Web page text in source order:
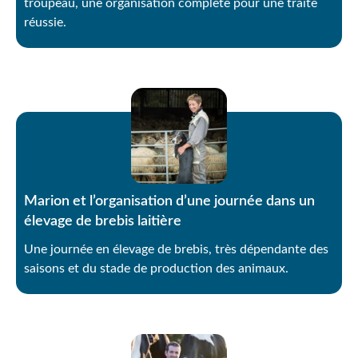
troupeau, une organisation complète pour une traite
réussie.
Marion et l’organisation d’une journée dans un
élevage de brebis laitière
Une journée en élevage de brebis, très dépendante des
saisons et du stade de production des animaux.